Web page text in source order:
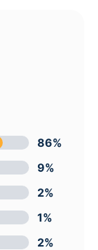
86%
9%
2%
1%
2%